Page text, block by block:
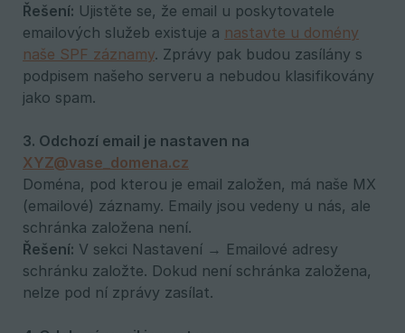
Řešení: Ujistěte se, že email u poskytovatele
emailových služeb existuje a nastavte u domény
naše SPF záznamy. Zprávy pak budou zasílány s
podpisem našeho serveru a nebudou klasifikovány
jako spam.
XYZ@vase_domena.cz
Doména, pod kterou je email založen, má naše MX
(emailové) záznamy. Emaily jsou vedeny u nás, ale
schránka založena není.
Řešení: V sekci Nastavení → Emailové adresy
schránku založte. Dokud není schránka založena,
nelze pod ní zprávy zasílat.